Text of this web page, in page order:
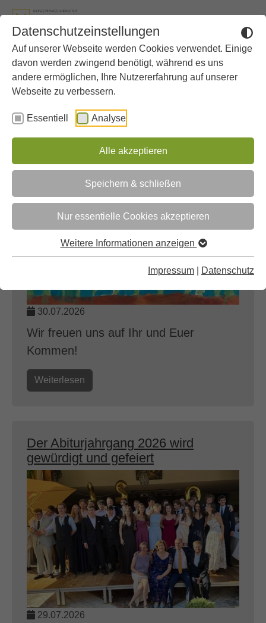
Datenschutzeinstellungen
Auf unserer Webseite werden Cookies verwendet. Einige
davon werden zwingend benötigt, während es uns
andere ermöglichen, Ihre Nutzererfahrung auf unserer
Webseite zu verbessern.
Essentiell Analyse
Alle akzeptieren
Speichern & schließen
Nur essentielle Cookies akzeptieren
Weitere Informationen anzeigen
Impressum Datenschutz
Sie sind hier:
Gymnasium Aktuelles
Aktuelles
Sommerfest 2026
30.07.2026
Wir freuen uns auf Ihr und Euer
Kommen!
Weiterlesen
Der Abiturjahrgang 2026 wird
gewürdigt und gefeiert
29.07.2026